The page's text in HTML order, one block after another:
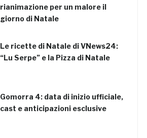
rianimazione per un malore il
giorno di Natale
Le ricette di Natale di VNews24:
“Lu Serpe” e la Pizza di Natale
Gomorra 4: data di inizio ufficiale,
cast e anticipazioni esclusive